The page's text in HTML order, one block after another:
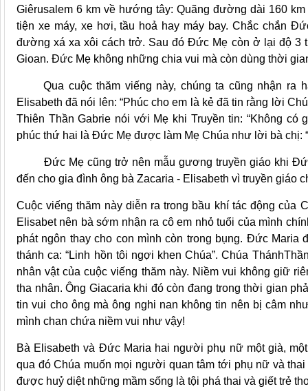
Giêrusalem 6 km về hướng tây: Quãng đường dài 160
tiện xe máy, xe hơi, tầu hoả hay máy bay. Chắc chắn
đường xá xa xôi cách trở. Sau đó Đức Mẹ còn ở lại độ 3
Gioan. Đức Mẹ không những chia vui mà còn dùng thời
Qua cuộc thăm viếng này, chúng ta cũng nhận ra
Elisabeth đã nói lên: “Phúc cho em là kẻ đã tin rằng lời
Thiên Thần Gabrie nói với Mẹ khi Truyền tin: “Không
phúc thứ hai là Đức Mẹ được làm Mẹ Chúa như lời bà chị:
Đức Mẹ cũng trở nên mẫu gương truyền giáo khi Đức
đến cho gia đình ông bà Zacaria - Elisabeth vì truyền giáo
Cuộc viếng thăm này diễn ra trong bầu khí tác động của
Elisabet nên bà sớm nhận ra cô em nhỏ tuổi của mình
phát ngôn thay cho con mình còn trong bụng. Đức
thánh ca: “Linh hồn tôi ngợi khen Chúa”. Chúa
nhân vật của cuộc viếng thăm này. Niềm vui không giữ
tha nhân. Ông Giacaria khi đó còn đang trong thời gian
tin vui cho ông mà ông nghi nan không tin nên bị câm
mình chan chứa niềm vui như vậy!
Bà Elisabeth và Đức Maria hai người phụ nữ một già,
qua đó Chúa muốn mọi người quan tâm tới phụ nữ và
được huỷ diệt những mầm sống là tội phá thai và giết trẻ